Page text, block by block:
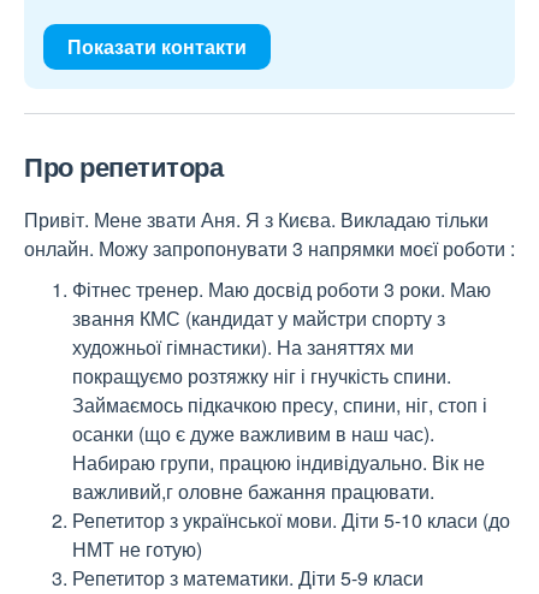
Показати контакти
Про репетитора
Привіт. Мене звати Аня. Я з Києва. Викладаю тільки
онлайн. Можу запропонувати 3 напрямки моєї роботи :
Фітнес тренер. Маю досвід роботи 3 роки. Маю
звання КМС (кандидат у майстри спорту з
художньої гімнастики). На заняттях ми
покращуємо розтяжку ніг і гнучкість спини.
Займаємось підкачкою пресу, спини, ніг, стоп і
осанки (що є дуже важливим в наш час).
Набираю групи, працюю індивідуально. Вік не
важливий,г оловне бажання працювати.
Репетитор з української мови. Діти 5-10 класи (до
НМТ не готую)
Репетитор з математики. Діти 5-9 класи